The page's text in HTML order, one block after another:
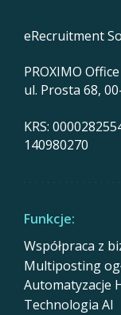
eRecruitment
PROXIMO Office
ul. Prosta 68,
KRS:
140980270
Funkcje:
Współpraca z
Multiposting
Automatyzacje
Technologia AI